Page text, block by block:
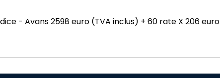
- Avans 2598 euro (TVA inclus) + 60 rate X 206 euro